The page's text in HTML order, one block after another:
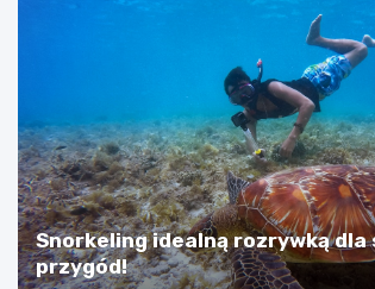
Snorkeling idealną rozrywką
przygód!